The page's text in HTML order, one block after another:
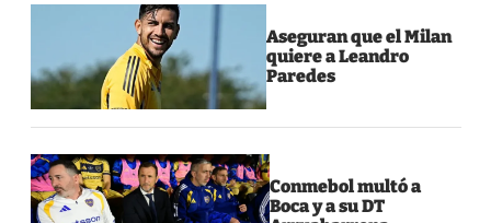
Aseguran que el Milan
quiere a Leandro
Paredes
Conmebol multó a
Boca y a su DT